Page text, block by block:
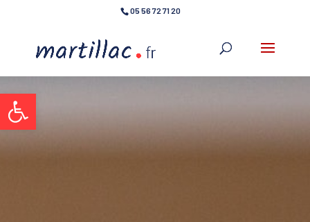
Ouvrir la barre d’outils
05 56 72 71 20